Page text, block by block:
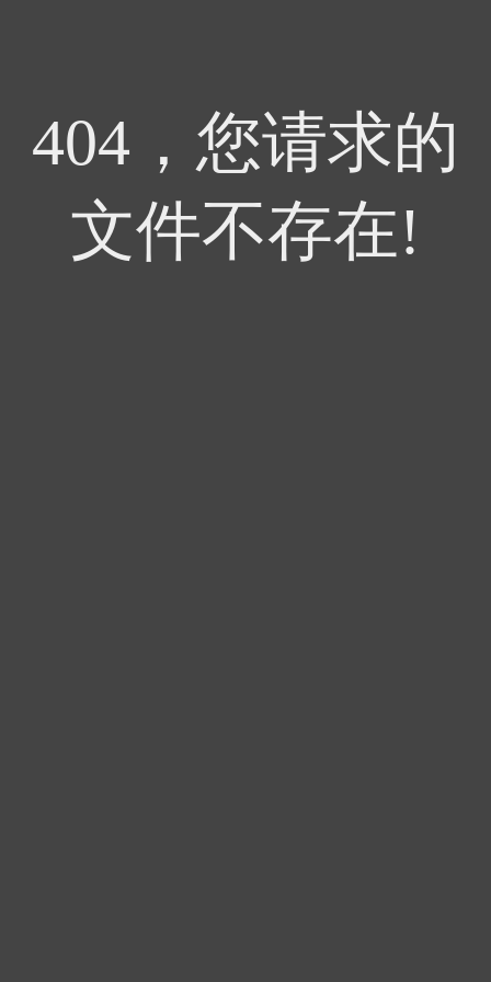
404，您请求的
文件不存在!